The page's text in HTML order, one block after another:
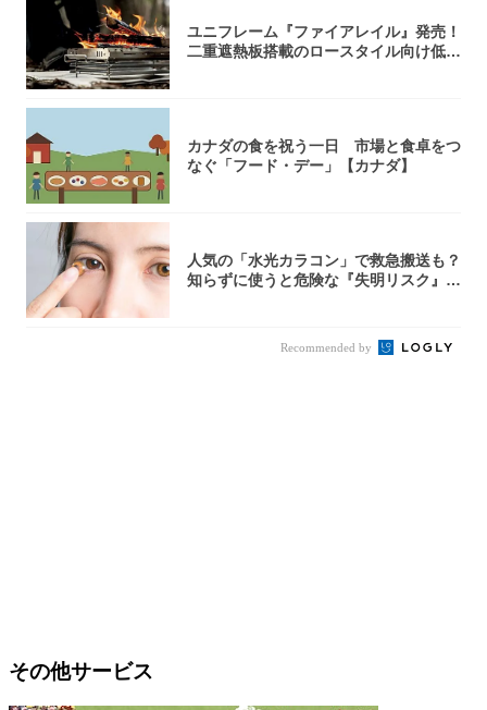
ユニフレーム『ファイアレイル』発売！
二重遮熱板搭載のロースタイル向け低型
カナダの食を祝う一日 市場と食卓をつ
なぐ「フード・デー」【カナダ】
人気の「水光カラコン」で救急搬送も？
知らずに使うと危険な『失明リスク』と
Recommended by
その他サービス